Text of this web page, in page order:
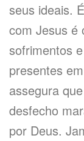
seus ideais.
com Jesus é
sofrimentos
presentes
assegura
desfecho
por Deus.